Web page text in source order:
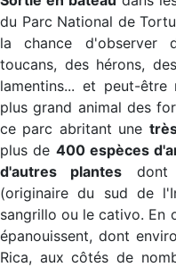
du Parc National de
la chance d'observer
toucans, des hérons,
lamentins... et peut-
plus grand animal des
ce parc abritant une
plus de 400 espèces
d'autres plantes dont
(originaire du sud de
sangrillo ou le cativo. En
épanouissent, dont
Rica, aux côtés de